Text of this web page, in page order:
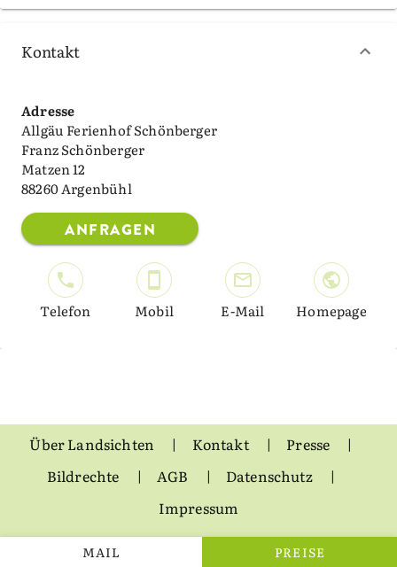
MAIL
PREISE
Kontakt
Adresse
Allgäu Ferienhof Schönberger
Franz Schönberger
Matzen 12
88260 Argenbühl
ANFRAGEN
Telefon Mobil E-Mail Homepage
Über Landsichten Kontakt
Presse
Bildrechte
AGB
Datenschutz
Impressum